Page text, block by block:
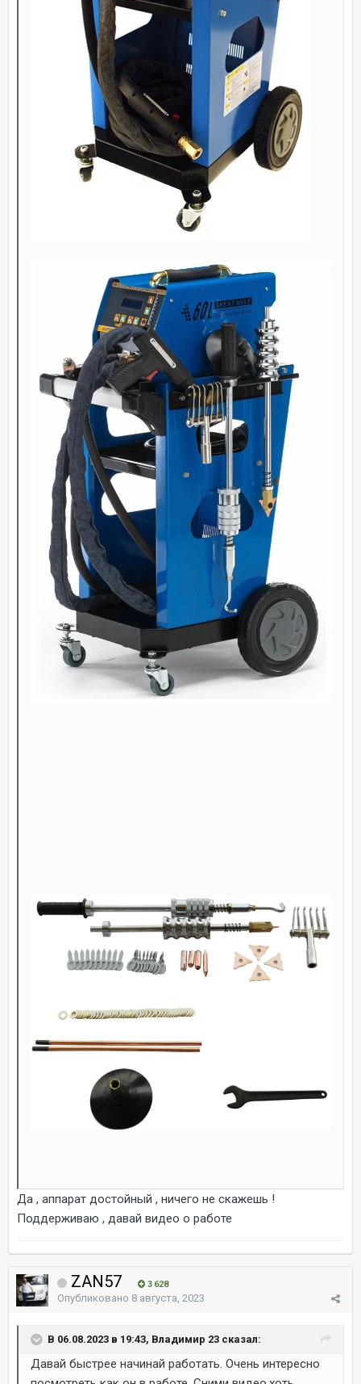
Да , аппарат достойный , ничего не скажешь !
Поддерживаю , давай видео о работе
ZAN57 3 628
Опубликовано 8 августа, 2023
В 06.08.2023 в 19:43, Владимир 23 сказал:
Давай быстрее начинай работать. Очень интересно